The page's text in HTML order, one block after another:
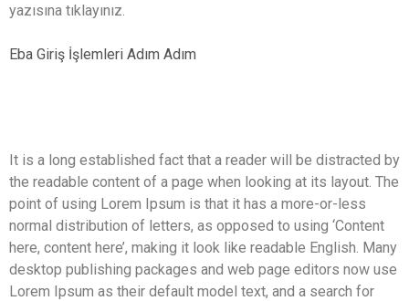
yazısına tıklayınız.
Eba Giriş İşlemleri Adım Adım
It is a long established fact that a reader will be distracted by
the readable content of a page when looking at its layout. The
point of using Lorem Ipsum is that it has a more-or-less
normal distribution of letters, as opposed to using ‘Content
here, content here’, making it look like readable English. Many
desktop publishing packages and web page editors now use
Lorem Ipsum as their default model text, and a search for